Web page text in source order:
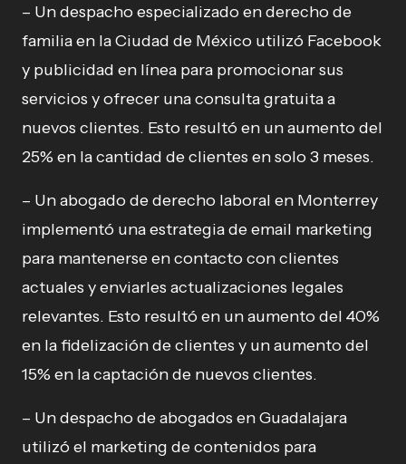
– Un despacho especializado en derecho de
familia en la Ciudad de México utilizó Facebook
y publicidad en línea para promocionar sus
servicios y ofrecer una consulta gratuita a
nuevos clientes. Esto resultó en un aumento del
25% en la cantidad de clientes en solo 3 meses.
– Un abogado de derecho laboral en Monterrey
implementó una estrategia de email marketing
para mantenerse en contacto con clientes
actuales y enviarles actualizaciones legales
relevantes. Esto resultó en un aumento del 40%
en la fidelización de clientes y un aumento del
15% en la captación de nuevos clientes.
– Un despacho de abogados en Guadalajara
utilizó el marketing de contenidos para